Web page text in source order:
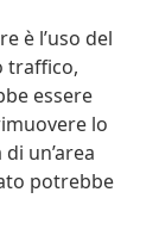
è l’uso del
traffico,
essere
lo
un’area
potrebbe